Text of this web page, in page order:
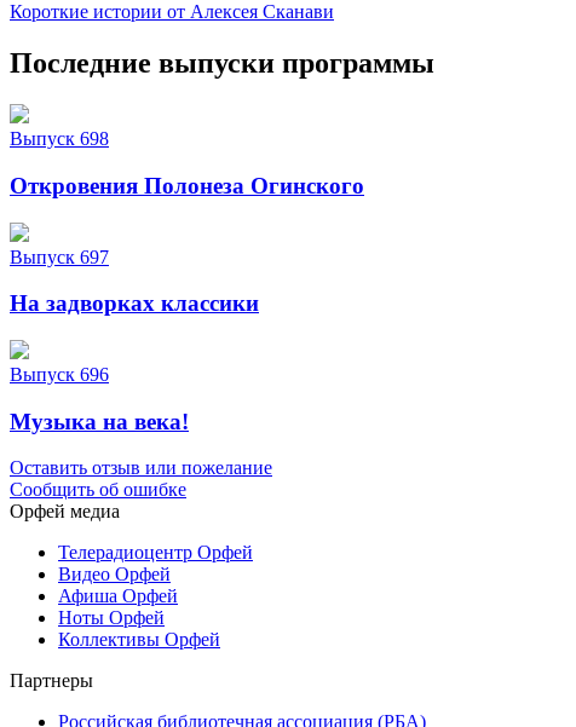
Короткие истории от Алексея Сканави
Последние выпуски программы
Выпуск 698
Откровения Полонеза Огинского
Выпуск 697
На задворках классики
Выпуск 696
Музыка на века!
Оставить отзыв или пожелание
Сообщить об ошибке
Орфей медиа
Телерадиоцентр Орфей
Видео Орфей
Афиша Орфей
Ноты Орфей
Коллективы Орфей
Партнеры
Российская библиотечная ассоциация (РБА)